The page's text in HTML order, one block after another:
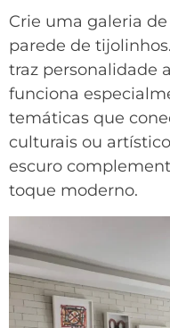
Crie uma galeria
parede de
traz personalidade
funciona
temáticas que
culturais ou
escuro
toque moderno.